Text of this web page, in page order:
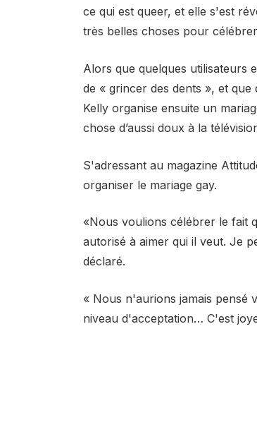
ce qui est queer, et elle s'est
très belles choses pour
Alors que quelques utilisateurs
de « grincer des dents », et que
Kelly organise ensuite un
chose d’aussi doux à la
S'adressant au magazine
organiser le mariage gay.
«Nous voulions célébrer le fait
autorisé à aimer qui il veut. Je
déclaré.
« Nous n'aurions jamais pensé
niveau d'acceptation… C'est